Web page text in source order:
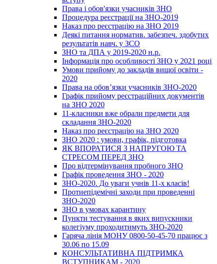
Права і обов'язки учасників ЗНО
Процедура реєстрації на ЗНО-2019
Наказ про реєстрацію на ЗНО 2019
Деякі питання норматив. забезпеч. здобутих
результатів навч. у ЗСО
ЗНО та ДПА у 2019-2020 н.р.
Інформація про особливості ЗНО у 2021 році
Умови прийому до закладів вищої освіти -
2020
Права на обов’язки учасників ЗНО-2020
Графік прийому реєстраційних документів
на ЗНО 2020
11-класники вже обрали предмети для
складання ЗНО-2020
Наказ про реєстрацію на ЗНО 2020
ЗНО 2020 : умови, графік, підготовка
ЯК ВПОРАТИСЯ З НАПРУГОЮ ТА
СТРЕСОМ ПЕРЕД ЗНО
Про відтермінування пробного ЗНО
Графік проведення ЗНО - 2020
ЗНО-2020. До уваги учнів 11-х класів!
Протиепідемічні заходи при проведенні
ЗНО-2020
ЗНО в умовах карантину
Пункти тестування в яких випускники
колегіуму проходитимуть ЗНО-2020
Гаряча лінія МОНУ 0800-50-45-70 працює з
30.06 по 15.09
КОНСУЛЬТАТИВНА ПІДТРИМКА
ВСТУПНИКАМ - 2020